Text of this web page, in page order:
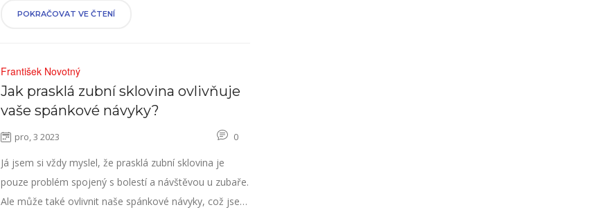
léků, které lze snadno použít doma. Dozvíte se, jaké
a co dělat v případě naléhavé bolesti? Tak neváhejte a
čtěte dál!
POKRAČOVAT VE ČTENÍ
František Novotný
Jak prasklá zubní sklovina ovlivňuje
vaše spánkové návyky?
pro, 3 2023 0
Já jsem si vždy myslel, že prasklá zubní sklovina je
pouze problém spojený s bolestí a návštěvou u zubaře.
Ale může také ovlivnit naše spánkové návyky, což jsem